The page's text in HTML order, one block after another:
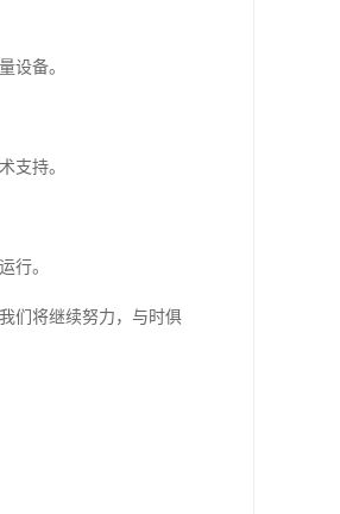
设备。
支持。
行。
们将继续努力，与时俱